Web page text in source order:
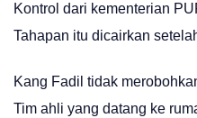
Kontrol dari kementerian
Tahapan itu dicairkan
Kang Fadil tidak
Tim ahli yang datang ke